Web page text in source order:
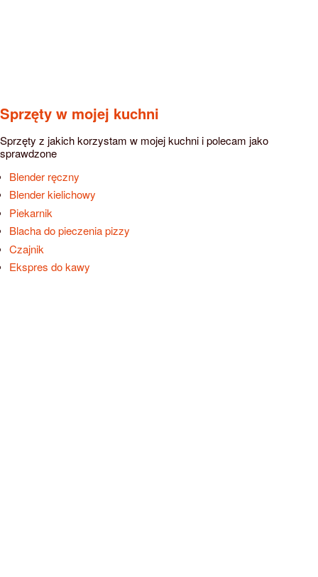
Sprzęty w mojej kuchni
Sprzęty z jakich korzystam w mojej kuchni i polecam jako
sprawdzone
Blender ręczny
Blender kielichowy
Piekarnik
Blacha do pieczenia pizzy
Czajnik
Ekspres do kawy